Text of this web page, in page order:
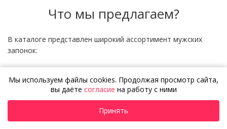
Что мы предлагаем?
В каталоге представлен широкий ассортимент мужских
запонок:
фамильным гербом;
с инициалами;
драгоценными камнями;
с эмалью;
Мы используем файлы cookies. Продолжая просмотр сайта,
вы даёте согласие на работу с ними
Принять